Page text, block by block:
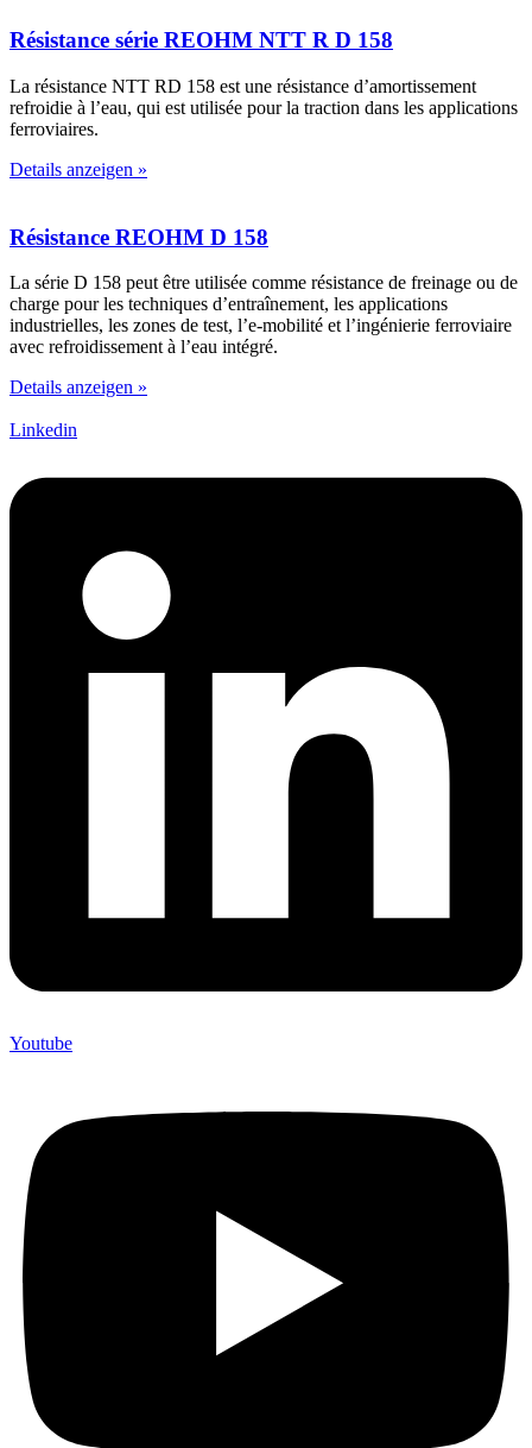
Résistance série REOHM NTT R D 158
La résistance NTT RD 158 est une résistance d’amortissement
refroidie à l’eau, qui est utilisée pour la traction dans les applications
ferroviaires.
Details anzeigen »
Résistance REOHM D 158
La série D 158 peut être utilisée comme résistance de freinage ou de
charge pour les techniques d’entraînement, les applications
industrielles, les zones de test, l’e-mobilité et l’ingénierie ferroviaire
avec refroidissement à l’eau intégré.
Details anzeigen »
Linkedin
Youtube